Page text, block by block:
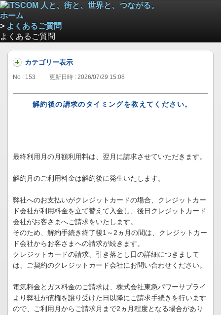
ホーム
> よくあるご質問
よくあるご質問
カテゴリー表示
No : 153 更新日時 : 2026/07/29 15:08
解約後の請求のタイミングを教えてください。
最終利用月の月額利用料は、翌月に請求させていただきます。
解約月のご利用料金は解約後に発生いたします。
弊社へのお支払いがクレジットカードの場合、クレジットカー
ド会社が利用料金を立て替えて入金し、後日クレジットカード
会社がお客さまへご請求をいたします。
そのため、解約手続き終了後1～2ヵ月の間は、クレジットカー
ド会社からお客さまへの請求が続きます。
クレジットカードの請求、引き落とし日の詳細につきまして
は、ご契約のクレジットカード会社にお問い合わせください。
電気料金とガス料金のご請求は、株式会社東急パワーサプライ
より弊社が債権を譲り受けた日以降にご請求手続きを行います
ので、ご利用月からご請求月まで2ヵ月程度となる場合があり